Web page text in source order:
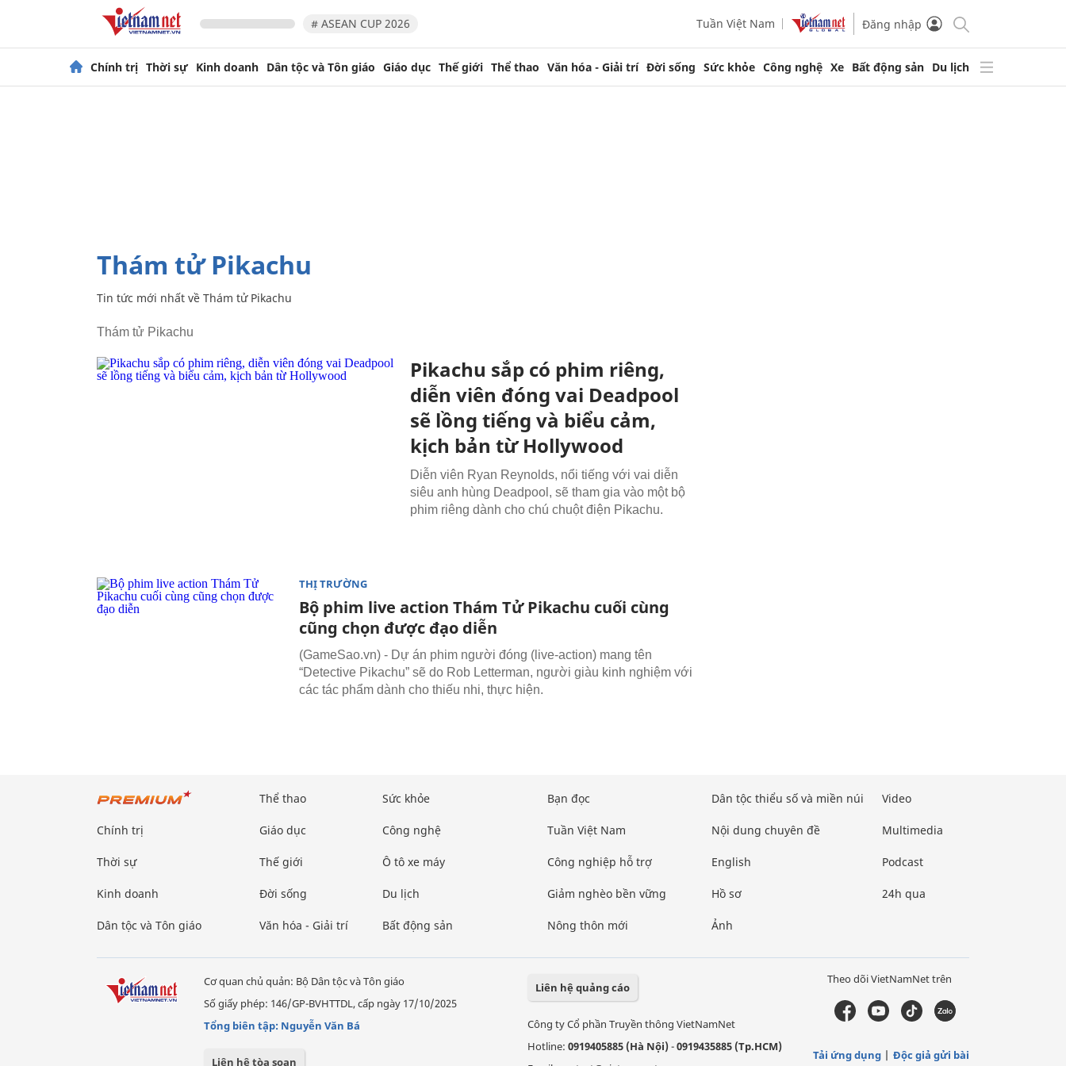
# ASEAN CUP 2026 Tuần Việt Nam Đăng nhập
Chính trị Thời sự Kinh doanh Dân tộc và Tôn giáo Giáo dục Thế giới Thể thao Văn hóa - Giải trí Đời sống Sức khỏe Công nghệ Xe Bất động sản Du lịch
Thám tử Pikachu
Tin tức mới nhất về Thám tử Pikachu
Thám tử Pikachu
Pikachu sắp có phim riêng,
diễn viên đóng vai Deadpool
sẽ lồng tiếng và biểu cảm,
kịch bản từ Hollywood
Diễn viên Ryan Reynolds, nổi tiếng với vai diễn
siêu anh hùng Deadpool, sẽ tham gia vào một bộ
phim riêng dành cho chú chuột điện Pikachu.
THỊ TRƯỜNG
Bộ phim live action Thám Tử Pikachu cuối cùng
cũng chọn được đạo diễn
(GameSao.vn) - Dự án phim người đóng (live-action) mang tên
“Detective Pikachu” sẽ do Rob Letterman, người giàu kinh nghiệm với
các tác phẩm dành cho thiếu nhi, thực hiện.
Chính trị
Thời sự
Kinh doanh
Dân tộc và Tôn giáo
Thể thao
Giáo dục
Thế giới
Đời sống
Văn hóa - Giải trí
Sức khỏe
Công nghệ
Ô tô xe máy
Du lịch
Bất động sản
Bạn đọc
Tuần Việt Nam
Công nghiệp hỗ trợ
Giảm nghèo bền vững
Nông thôn mới
Dân tộc thiểu số và miền núi
Nội dung chuyên đề
English
Hồ sơ
Ảnh
Video
Multimedia
Podcast
24h qua
Cơ quan chủ quản: Bộ Dân tộc và Tôn giáo
Số giấy phép: 146/GP-BVHTTDL, cấp ngày 17/10/2025
Tổng biên tập: Nguyễn Văn Bá
Liên hệ tòa soạn
Liên hệ quảng cáo
Công ty Cổ phần Truyền thông VietNamNet
Hotline: 0919405885 (Hà Nội)-0919435885 (Tp.HCM)
Theo dõi VietNamNet trên
Tải ứng dụng Độc giả gửi bài